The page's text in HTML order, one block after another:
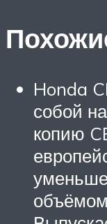
Honda
собой
копию